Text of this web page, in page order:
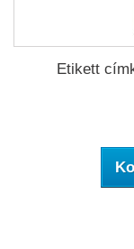
Etikett